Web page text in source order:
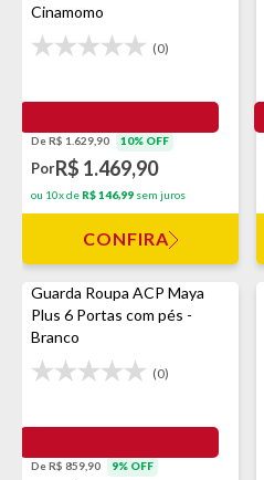
Cinamomo
(0)
De R$ 1.629,90 10% OFF
PorR$ 1.469,90
ou 10x de R$ 146,99 sem juros
CONFIRA
Guarda Roupa ACP Maya
Plus 6 Portas com pés -
Branco
(0)
De R$ 859,90 9% OFF